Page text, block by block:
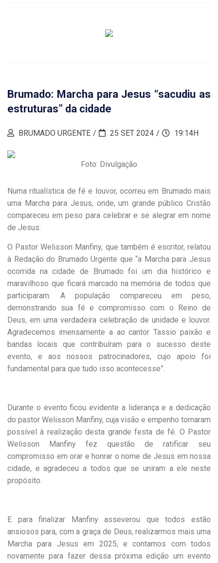
Brumado: Marcha para Jesus “sacudiu as
estruturas” da cidade
BRUMADO URGENTE 25 SET 2024 19:14H
Foto: Divulgação
Numa ritualística de fé e louvor, ocorreu em Brumado mais
uma Marcha para Jesus, onde, um grande público Cristão
compareceu em peso para celebrar e se alegrar em nome
de Jesus.
O Pastor Welisson Manfiny, que também é escritor, relatou
à Redação do Brumado Urgente que “a Marcha para Jesus
ocorrida na cidade de Brumado foi um dia histórico e
maravilhoso que ficará marcado na memória de todos que
participaram. A população compareceu em peso,
demonstrando sua fé e compromisso com o Reino de
Deus, em uma verdadeira celebração de unidade e louvor.
Agradecemos imensamente a ao cantor Tassio paixão e
bandas locais que contribuíram para o sucesso deste
evento, e aos nossos patrocinadores, cujo apoio foi
fundamental para que tudo isso acontecesse”.
Durante o evento ficou evidente a liderança e a dedicação
do pastor Welisson Manfiny, cuja visão e empenho tornaram
possível à realização desta grande festa de fé. O Pastor
Welisson Manfiny fez questão de ratificar seu
compromisso em orar e honrar o nome de Jesus em nossa
cidade, e agradeceu a todos que se uniram a ele neste
propósito.
E para finalizar Manfiny asseverou que todos estão
ansiosos para, com a graça de Deus, realizarmos mais uma
Marcha para Jesus em 2025, e contamos com todos
novamente para fazer dessa próxima edição um evento